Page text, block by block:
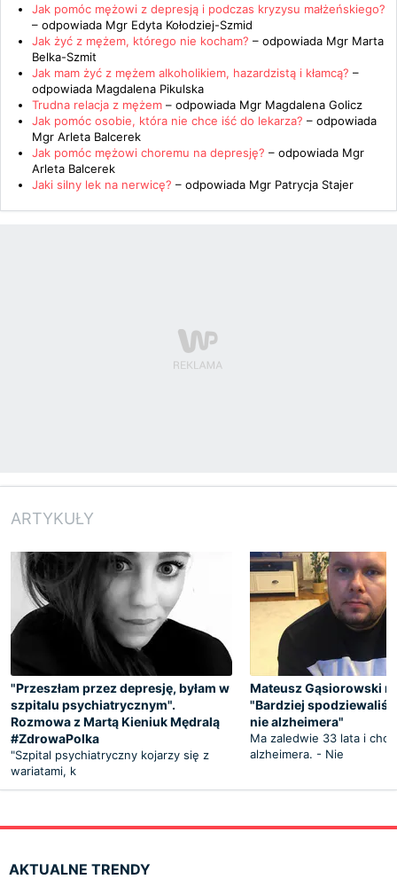
Jak pomóc mężowi z depresją i podczas kryzysu małżeńskiego?
– odpowiada Mgr Edyta Kołodziej-Szmid
Jak żyć z mężem, którego nie kocham? – odpowiada Mgr Marta
Belka-Szmit
Jak mam żyć z mężem alkoholikiem, hazardzistą i kłamcą? –
odpowiada Magdalena Pikulska
Trudna relacja z mężem – odpowiada Mgr Magdalena Golicz
Jak pomóc osobie, która nie chce iść do lekarza? – odpowiada
Mgr Arleta Balcerek
Jak pomóc mężowi choremu na depresję? – odpowiada Mgr
Arleta Balcerek
Jaki silny lek na nerwicę? – odpowiada Mgr Patrycja Stajer
ARTYKUŁY
"Przeszłam przez depresję, byłam w
szpitalu psychiatrycznym".
Rozmowa z Martą Kieniuk Mędralą
#ZdrowaPolka
"Szpital psychiatryczny kojarzy się z
wariatami, k
Mateusz Gąsiorowski
"Bardziej
nie alzheimera"
Ma zaledwie 33 lata i
alzheimera. - Nie
AKTUALNE TRENDY